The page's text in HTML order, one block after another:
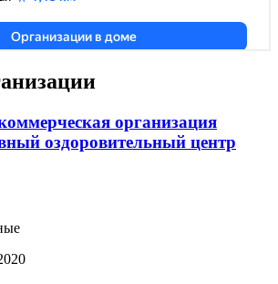
организация
оздоровительный центр